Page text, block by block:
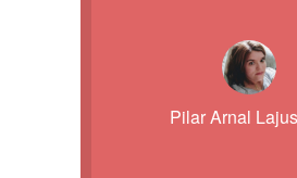
Pilar Arnal